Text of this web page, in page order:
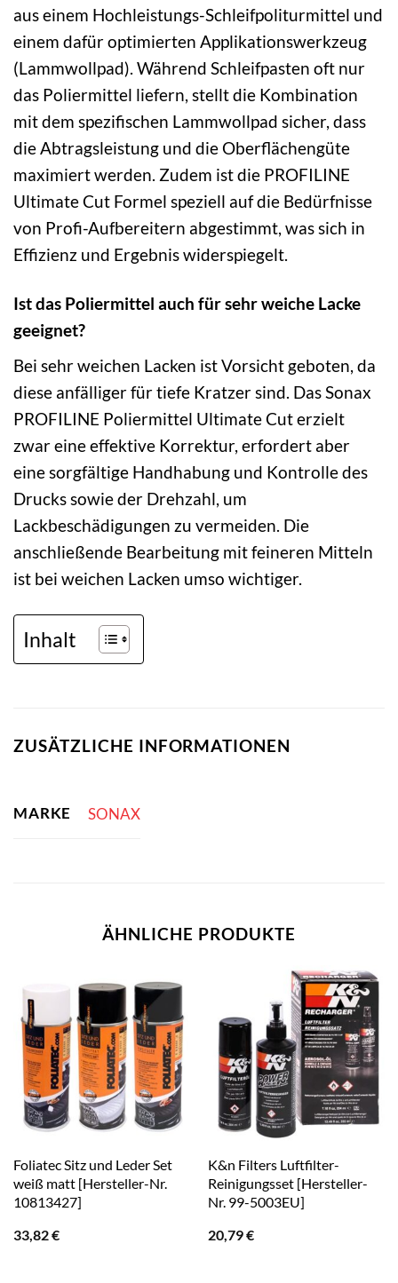
aus einem Hochleistungs-Schleifpoliturmittel und
einem dafür optimierten Applikationswerkzeug
(Lammwollpad). Während Schleifpasten oft nur
das Poliermittel liefern, stellt die Kombination
mit dem spezifischen Lammwollpad sicher, dass
die Abtragsleistung und die Oberflächengüte
maximiert werden. Zudem ist die PROFILINE
Ultimate Cut Formel speziell auf die Bedürfnisse
von Profi-Aufbereitern abgestimmt, was sich in
Effizienz und Ergebnis widerspiegelt.
Ist das Poliermittel auch für sehr weiche Lacke
geeignet?
Bei sehr weichen Lacken ist Vorsicht geboten, da
diese anfälliger für tiefe Kratzer sind. Das Sonax
PROFILINE Poliermittel Ultimate Cut erzielt
zwar eine effektive Korrektur, erfordert aber
eine sorgfältige Handhabung und Kontrolle des
Drucks sowie der Drehzahl, um
Lackbeschädigungen zu vermeiden. Die
anschließende Bearbeitung mit feineren Mitteln
ist bei weichen Lacken umso wichtiger.
Inhalt
ZUSÄTZLICHE INFORMATIONEN
MARKE SONAX
ÄHNLICHE PRODUKTE
Foliatec Sitz und Leder Set
weiß matt [Hersteller-Nr.
10813427]
33,82€
K&n Filters Luftfilter-
Reinigungsset [Hersteller-
Nr. 99-5003EU]
20,79€